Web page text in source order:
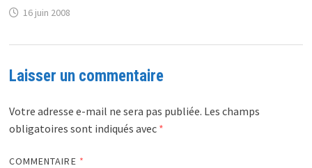
16 juin 2008
Laisser un commentaire
Votre adresse e-mail ne sera pas publiée. Les champs
obligatoires sont indiqués avec *
COMMENTAIRE *